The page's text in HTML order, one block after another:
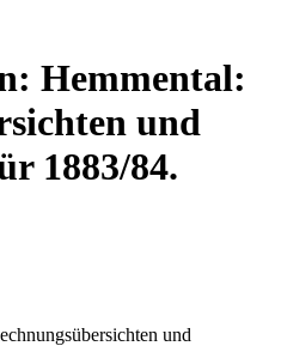
Hemmental:
und
1883/84.
und